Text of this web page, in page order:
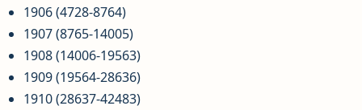
1906 (4728-8764)
1907 (8765-14005)
1908 (14006-19563)
1909 (19564-28636)
1910 (28637-42483)